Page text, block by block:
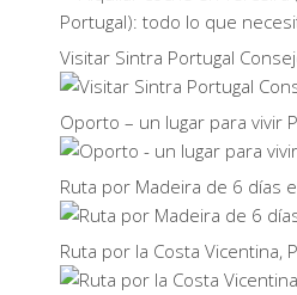
Visitar Sintra Portugal
Oporto – un lugar para vivir
Ruta por Madeira de 6 días
Ruta por la Costa Vicentina,